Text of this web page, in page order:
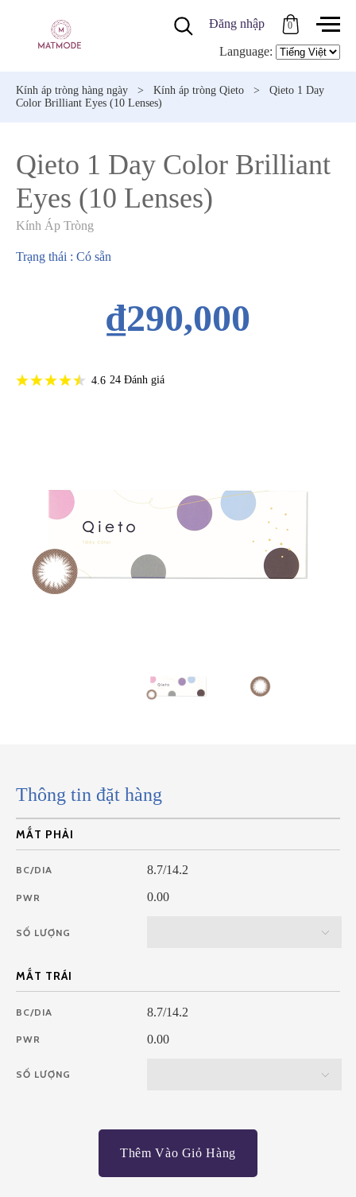
Đăng nhập 0
Language:
Kính áp tròng hàng ngày > Kính áp tròng Qieto >
Qieto 1 Day
Color Brilliant Eyes (10 Lenses)
Qieto 1 Day Color Brilliant
Eyes (10 Lenses)
Kính Áp Tròng
Trạng thái : Có sẵn
₫290,000
4.6 24 Đánh giá
Thông tin đặt hàng
MẮT PHẢI
BC/DIA 8.7/14.2
PWR 0.00
SỐ LƯỢNG
MẮT TRÁI
BC/DIA 8.7/14.2
PWR 0.00
SỐ LƯỢNG
Thêm Vào Giỏ Hàng